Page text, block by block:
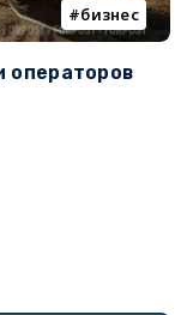
бизнес
операторов